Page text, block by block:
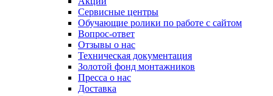
Сервисные центры
Обучающие ролики по работе с сайтом
Вопрос-ответ
Отзывы о нас
Техническая документация
Золотой фонд монтажников
Пресса о нас
Доставка